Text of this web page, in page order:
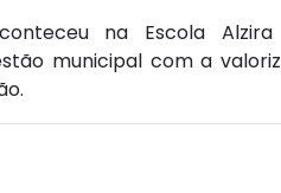
na Escola
municipal com a